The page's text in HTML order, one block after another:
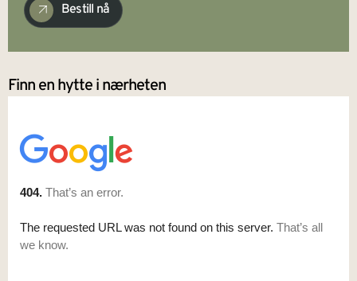
Bestill nå
Finn en hytte i nærheten